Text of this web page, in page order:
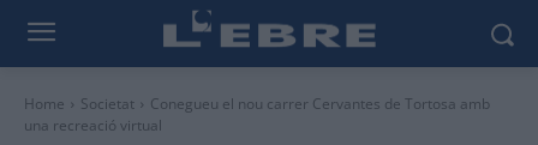
Home Societat
Conegueu el nou carrer Cervantes de Tortosa amb
una recreació virtual